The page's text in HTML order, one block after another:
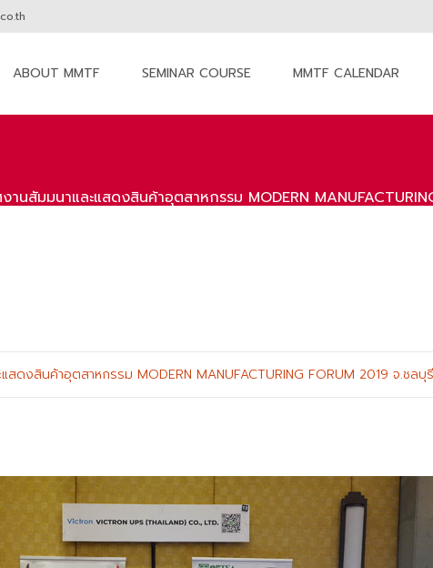
ABOUT MMTF SEMINAR COURSE MMTF CALENDAR
านสัมมนาและแสดงสินค้าอุตสาหกรรม MODERN
สดงสินค้าอุตสาหกรรม MODERN MANUFACTURING FORUM 2019 จ.ชลบุรี